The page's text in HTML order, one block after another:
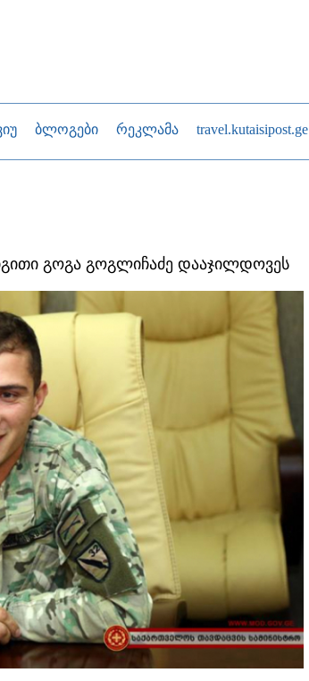
ბლოგები რეკლამა travel.kutaisipost.ge
გოგა გოგლიჩაძე დააჯილდოვეს